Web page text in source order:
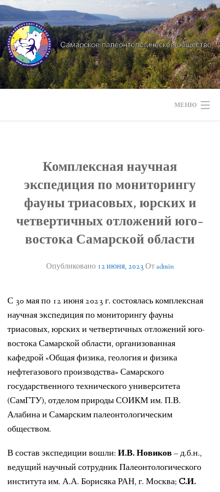
Перейти
содержимому
МЕНЮ
НАШИ МЕРОПРИЯТИЯ
НАШИ ЭКСПЕДИЦИИ
СТРАТИГРАФИЯ РЕГИОНА
ЛИТЕРАТУРА
НАШИ НАГРАДЫ
НАШИ НАХОДКИ
ПОЗДРАВЛЕНИЯ
КОНТАКТЫ
ДОКУМЕНТЫ
ВЕРСИЯ ДЛЯ СЛАБОВИДЯЩИХ
Комплексная научная
экспедиция по мониторингу
фауны триасовых, юрских и
четвертичных отложений юго-
востока Самарской области
Опубликовано 12 июня, 2023От admin
С 30 мая по 12 июня 2023 г. состоялась комплексная
научная экспедиция по мониторингу фауны
триасовых, юрских и четвертичных отложений юго-
востока Самарской области, организованная
кафедрой «Общая физика, геология и физика
нефтегазового производства» Самарского
государственного технического университета
(СамГТУ), отделом природы СОИКМ им. П.В.
Алабина и Самарским палеонтологическим
обществом.
В состав экспедиции вошли: И.В. Новиков– д.б.н.,
ведущий научный сотрудник Палеонтологического
института им. А.А. Борисяка РАН, г. Москва; C.И.